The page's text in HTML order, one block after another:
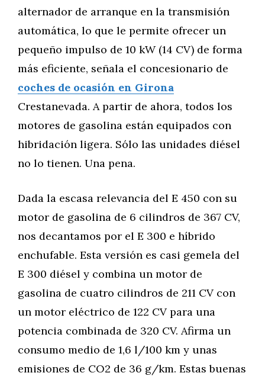
alternador de arranque en la transmisión
automática, lo que le permite ofrecer un
pequeño impulso de 10 kW (14 CV) de forma
más eficiente, señala el concesionario de
coches de ocasión en Girona
Crestanevada. A partir de ahora, todos los
motores de gasolina están equipados con
hibridación ligera. Sólo las unidades diésel
no lo tienen. Una pena.
Dada la escasa relevancia del E 450 con su
motor de gasolina de 6 cilindros de 367 CV,
nos decantamos por el E 300 e híbrido
enchufable. Esta versión es casi gemela del
E 300 diésel y combina un motor de
gasolina de cuatro cilindros de 211 CV con
un motor eléctrico de 122 CV para una
potencia combinada de 320 CV. Afirma un
consumo medio de 1,6 l/100 km y unas
emisiones de CO2 de 36 g/km. Estas buenas